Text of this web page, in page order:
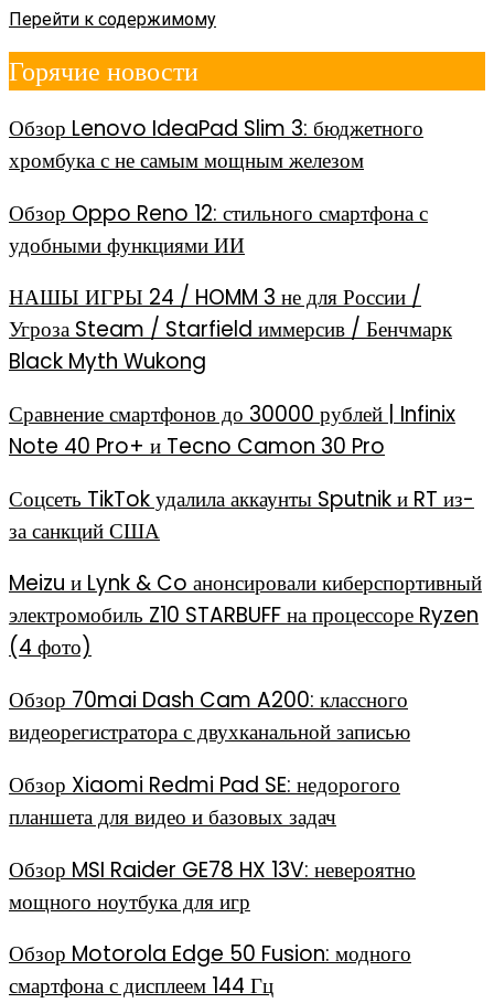
Перейти к содержимому
Горячие новости
Обзор Lenovo IdeaPad Slim 3: бюджетного
хромбука с не самым мощным железом
Обзор Oppo Reno 12: стильного смартфона с
удобными функциями ИИ
НАШЫ ИГРЫ 24 / HOMM 3 не для России /
Угроза Steam / Starfield иммерсив / Бенчмарк
Black Myth Wukong
Сравнение смартфонов до 30000 рублей | Infinix
Note 40 Pro+ и Tecno Camon 30 Pro
Соцсеть TikTok удалила аккаунты Sputnik и RT из-
за санкций США
Meizu и Lynk & Co анонсировали киберспортивный
электромобиль Z10 STARBUFF на процессоре Ryzen
(4 фото)
Обзор 70mai Dash Cam A200: классного
видеорегистратора с двухканальной записью
Обзор Xiaomi Redmi Pad SE: недорогого
планшета для видео и базовых задач
Обзор MSI Raider GE78 HX 13V: невероятно
мощного ноутбука для игр
Обзор Motorola Edge 50 Fusion: модного
смартфона с дисплеем 144 Гц